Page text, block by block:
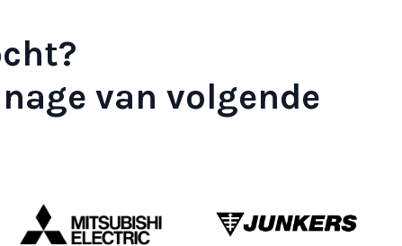
van volgende